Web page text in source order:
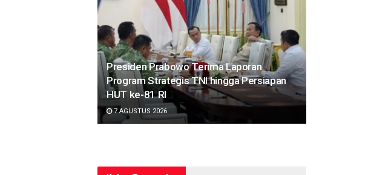
Presiden Prabowo Terima Laporan
Program Strategis TNI hingga Persiapan
HUT ke-81 RI
7 AGUSTUS 2026